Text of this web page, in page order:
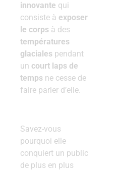
innovante qui
consiste à exposer
le corps à des
températures
glaciales pendant
un court laps de
temps ne cesse de
faire parler d’elle.
Savez-vous
pourquoi elle
conquiert un public
de plus en plus